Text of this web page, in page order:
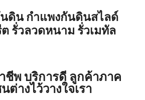
ดิน กำแพงกันดินสไลด์
รั่วลวดหนาม รั่วเมทัล
ชีพ บริการดี ลูกค้าภาค
ต่างไว้วางใจเรา